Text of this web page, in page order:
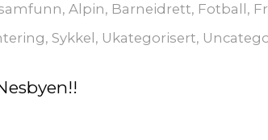
, Alpin, Barneidrett, Fotball ,
, Sykkel , Ukategorisert,